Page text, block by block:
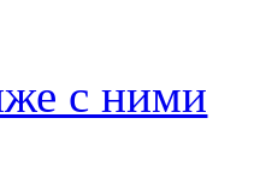
с ними